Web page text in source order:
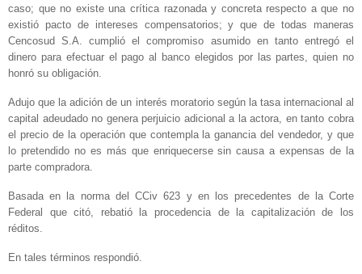
caso; que no existe una crítica razonada y concreta respecto a que no
existió pacto de intereses compensatorios; y que de todas maneras
Cencosud S.A. cumplió el compromiso asumido en tanto entregó el
dinero para efectuar el pago al banco elegidos por las partes, quien no
honró su obligación.
Adujo que la adición de un interés moratorio según la tasa internacional al
capital adeudado no genera perjuicio adicional a la actora, en tanto cobra
el precio de la operación que contempla la ganancia del vendedor, y que
lo pretendido no es más que enriquecerse sin causa a expensas de la
parte compradora.
Basada en la norma del CCiv 623 y en los precedentes de la Corte
Federal que citó, rebatió la procedencia de la capitalización de los
réditos.
En tales términos respondió.